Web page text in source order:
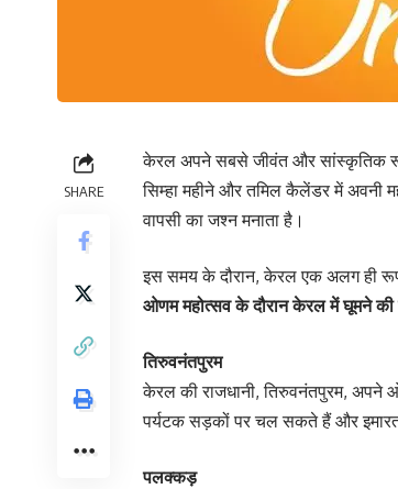
SHARE
केरल अपने सबसे जीवंत और सांस्कृतिक
सिम्हा महीने और तमिल कैलेंडर में अवनी
वापसी का जश्न मनाता है।
इस समय के दौरान, केरल एक अलग ही
ओणम महोत्सव के दौरान केरल में घूमने
तिरुवनंतपुरम
केरल की राजधानी, तिरुवनंतपुरम, अपने
पर्यटक सड़कों पर चल सकते हैं और
पलक्कड़